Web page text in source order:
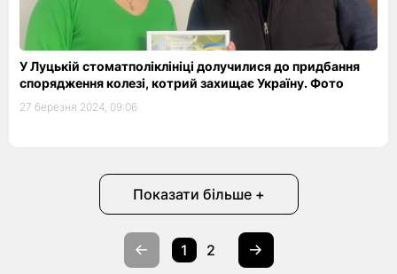
У Луцькій стоматполіклініці долучилися до придбання
спорядження колезі, котрий захищає Україну. Фото
27 березня 2024, 09:06
Показати більше +
1 2